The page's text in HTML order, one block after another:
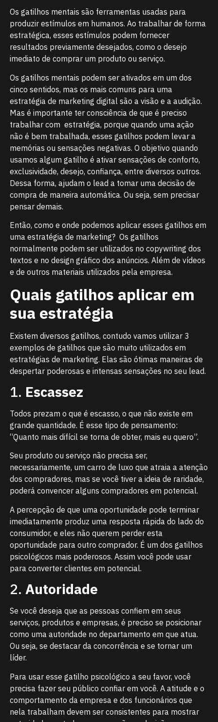
Os gatilhos mentais são ferramentas usadas para
produzir estímulos em humanos. Ao trabalhar de forma
estratégica, esses estímulos podem fornecer
resultados previamente desejados, como o desejo
imediato de comprar um produto ou serviço.
Os gatilhos mentais podem ser ativados em um dos
cinco sentidos, mas os mais comuns para uma
estratégia de marketing digital são a visão e a audição.
Mas é importante ter consciência de que é preciso
trabalhar com estratégia, porque quando uma ação
não é bem trabalhada, esses gatilhos podem levar a
memórias ou sensações negativas. O objetivo quando
usamos algum gatilho é ativar sensações de conforto,
exclusividade, desejo, confiança, entre diversos outros.
Dessa forma, ajudam o lead a tomar uma decisão de
compra de maneira automática. Ou seja, sem precisar
pensar demais.
Então, como e onde podemos aplicar esses gatilhos em
uma estratégia de marketing? Os gatilhos
normalmente podem ser utilizados no copywriting dos
textos e no design gráfico dos anúncios. Além de vídeos
e de outros materiais utilizados pela empresa.
Quais gatilhos aplicar em
sua estratégia
Existem diversos gatilhos, contudo vamos utilizar 3
exemplos de gatilhos que são muito utilizados em
estratégias de marketing. Elas são ótimas maneiras de
despertar poderosas e intensas sensações no seu lead.
1. Escassez
Todos prezam o que é escasso, o que não existe em
grande quantidade. É esse tipo de pensamento:
“Quanto mais difícil se torna de obter, mais eu quero”.
Seu produto ou serviço não precisa ser,
necessariamente, um carro de luxo que atraia a atenção
dos compradores, mas se você tiver a ideia de raridade,
poderá convencer alguns compradores em potencial.
A percepção de que uma oportunidade pode terminar
imediatamente produz uma resposta rápida do lado do
consumidor, e eles não querem perder esta
oportunidade para outro comprador. É um dos gatilhos
psicológicos mais poderosos. Assim você pode usar
para converter clientes em potencial.
2. Autoridade
Se você deseja que as pessoas confiem em seus
serviços, produtos e empresas, é preciso se posicionar
como uma autoridade no departamento em que atua.
Ou seja, se destacar da concorrência e se tornar um
líder.
Para usar esse gatilho psicológico a seu favor, você
precisa fazer seu público confiar em você. A atitude e o
comportamento da empresa e dos funcionários que
nela trabalham devem ser consistentes para mostrar